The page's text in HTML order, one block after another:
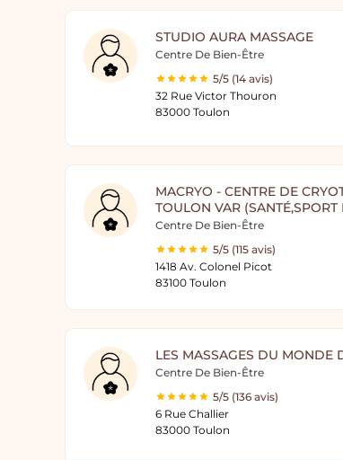
STUDIO AURA MASSAGE
Centre De Bien-Être
5/5 (14 avis)
32 Rue Victor Thouron
83000 Toulon
MACRYO - CENTRE DE
TOULON VAR (SANTÉ,SPORT
Centre De Bien-Être
5/5 (115 avis)
1418 Av. Colonel Picot
83100 Toulon
LES MASSAGES DU MONDE
Centre De Bien-Être
5/5 (136 avis)
6 Rue Challier
83000 Toulon